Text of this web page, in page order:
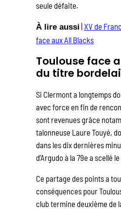
seule défaite.
À lire aussi | XV de
face aux All Blacks
Toulouse face
du titre
Si Clermont a longtemps
avec force en fin de
sont revenues grâce
talonneuse Laure Touyé,
dans les dix dernières
d’Argudo à la 79e a scellé
Ce partage des points a
conséquences pour
club termine deuxième de